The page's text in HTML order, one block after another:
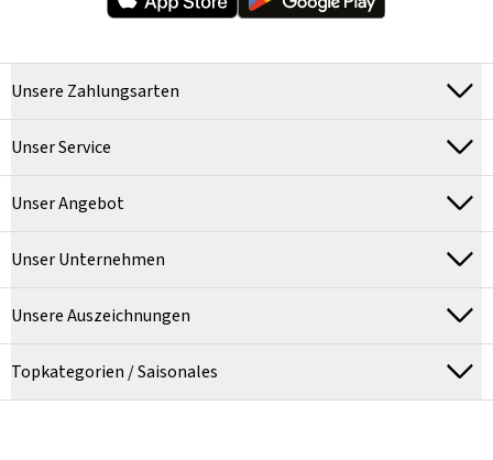
Unsere Zahlungsarten
Unser Service
Unser Angebot
Unser Unternehmen
Unsere Auszeichnungen
Topkategorien / Saisonales